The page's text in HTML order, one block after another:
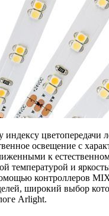
индексу цветопередачи
освещение с
к
температурой и
контроллеров
широкий выбор
Arlight.